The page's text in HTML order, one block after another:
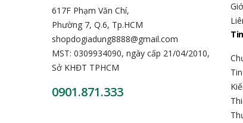
617F Phạm Văn Chí,
Phường 7, Q.6, Tp.HCM
shopdogiadung8888@gmail.com
MST: 0309934090, ngày cấp 21/04/2010,
Sở KHĐT TPHCM
0901.871.333